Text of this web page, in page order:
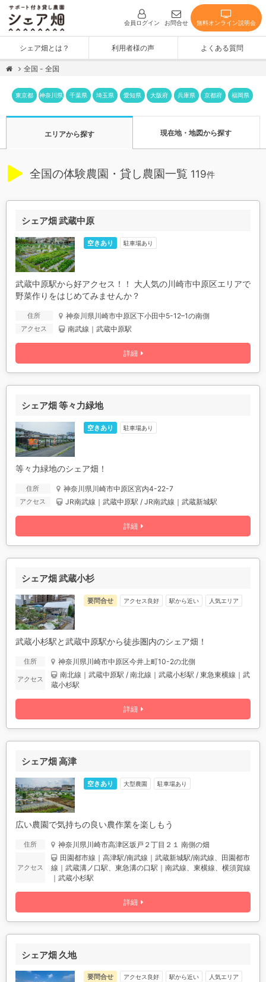
会員ログイン お問合せ 無料オンライン説明会
シェア畑とは？ 利用者様の声 よくある質問
全国 - 全国
東京都 神奈川県 千葉県 埼玉県 愛知県 大阪府 兵庫県 京都府 福岡県
エリアから探す 現在地・地図から探す
全国の体験農園・貸し農園一覧 119件
シェア畑 武蔵中原
詳細
空きあり 駐車場あり
武蔵中原駅から好アクセス！！ 大人気の川崎市中原区エリアで
野菜作りをはじめてみませんか？
住所 神奈川県川崎市中原区下小田中5-12–1の南側
アクセス 南武線｜武蔵中原駅
シェア畑 等々力緑地
詳細
空きあり 駐車場あり
等々力緑地のシェア畑！
住所 神奈川県川崎市中原区宮内4-22-7
アクセス JR南武線｜武蔵中原駅 / JR南武線｜武蔵新城駅
シェア畑 武蔵小杉
詳細
要問合せ アクセス良好 駅から近い 人気エリア
武蔵小杉駅と武蔵中原駅から徒歩圏内のシェア畑！
住所 神奈川県川崎市中原区今井上町10-2の北側
アクセス 南北線｜武蔵中原駅 / 南北線｜武蔵小杉駅 / 東急東横線｜武
蔵小杉駅
シェア畑 高津
詳細
空きあり 大型農園 駐車場あり
広い農園で気持ちの良い農作業を楽しもう
住所 神奈川県川崎市高津区坂戸２丁目２１ 南側の畑
アクセス
田園都市線｜高津駅/南武線｜武蔵新城駅/南武線、田園都市
線｜武蔵溝ノ口駅、東急溝の口駅｜南武線、東横線、横須賀線
｜武蔵小杉駅
シェア畑 久地
要問合せ アクセス良好 駅から近い 人気エリア